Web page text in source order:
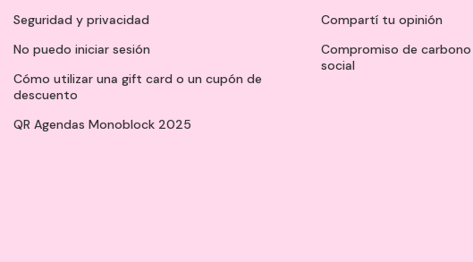
Seguridad y privacidad
No puedo iniciar sesión
Cómo utilizar una gift card o un cupón de
descuento
QR Agendas Monoblock 2025
Compartí tu opinión
Compromiso de
social